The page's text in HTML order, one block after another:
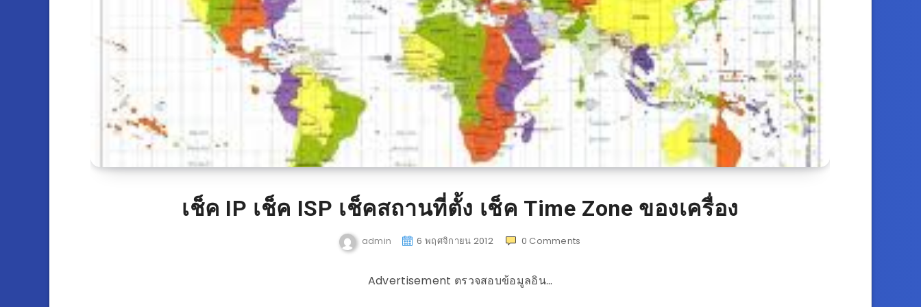
เช็ค IP เช็ค ISP เช็คสถานที่ตั้ง เช็ค Time Zone ของเครื่อง
admin 6 พฤศจิกายน 2012 0 Comments
Advertisement ตรวจสอบข้อมูลอิน…